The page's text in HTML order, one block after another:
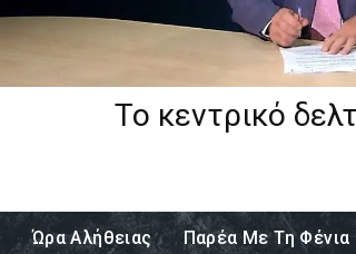
Το κεντρικό
Ώρα Αλήθειας Παρέα Με Τη Φένια